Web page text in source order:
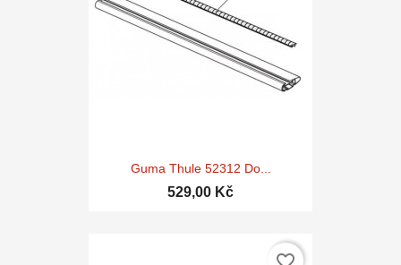
Guma Thule 52312 Do...
529,00 Kč